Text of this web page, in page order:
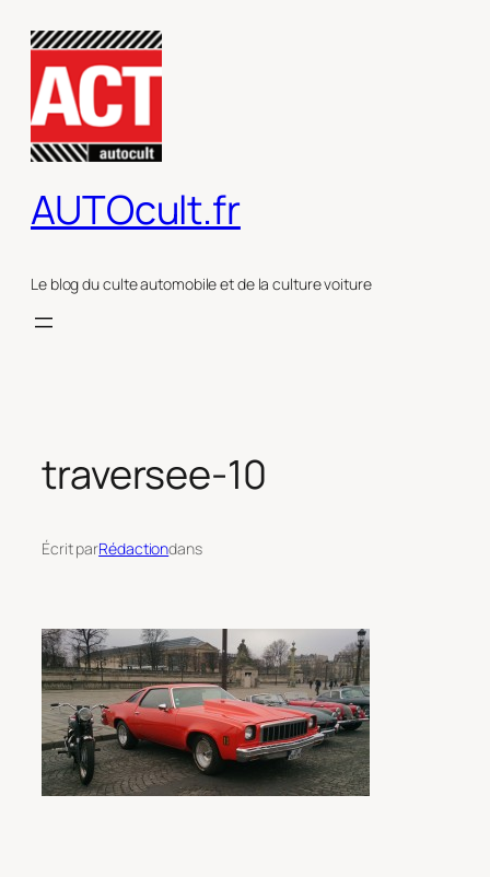
contenu
AUTOcult.fr
Le blog du culte automobile et de la culture voiture
traversee-10
Écrit parRédactiondans